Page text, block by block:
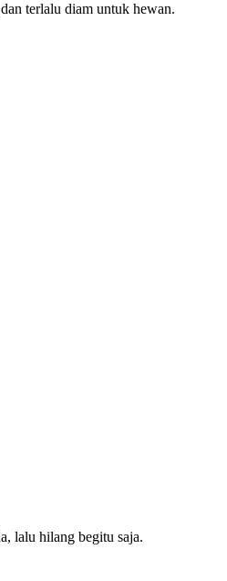
terlalu diam untuk hewan.
lalu hilang begitu saja.